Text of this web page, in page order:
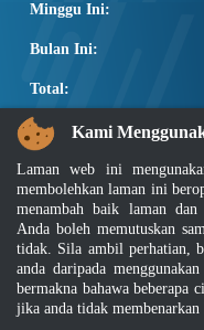
Minggu Ini:
Bulan Ini:
Total:
PAUTAN POPULAR
Elektroteknikal,
Other Notification
Regular Notification
Notification
Pengurusan
Kami
Laman web ini
membolehkan laman ini
menambah baik laman
Anda boleh memutuskan
tidak. Sila ambil perhatian,
anda daripada
bermakna bahawa
jika anda tidak